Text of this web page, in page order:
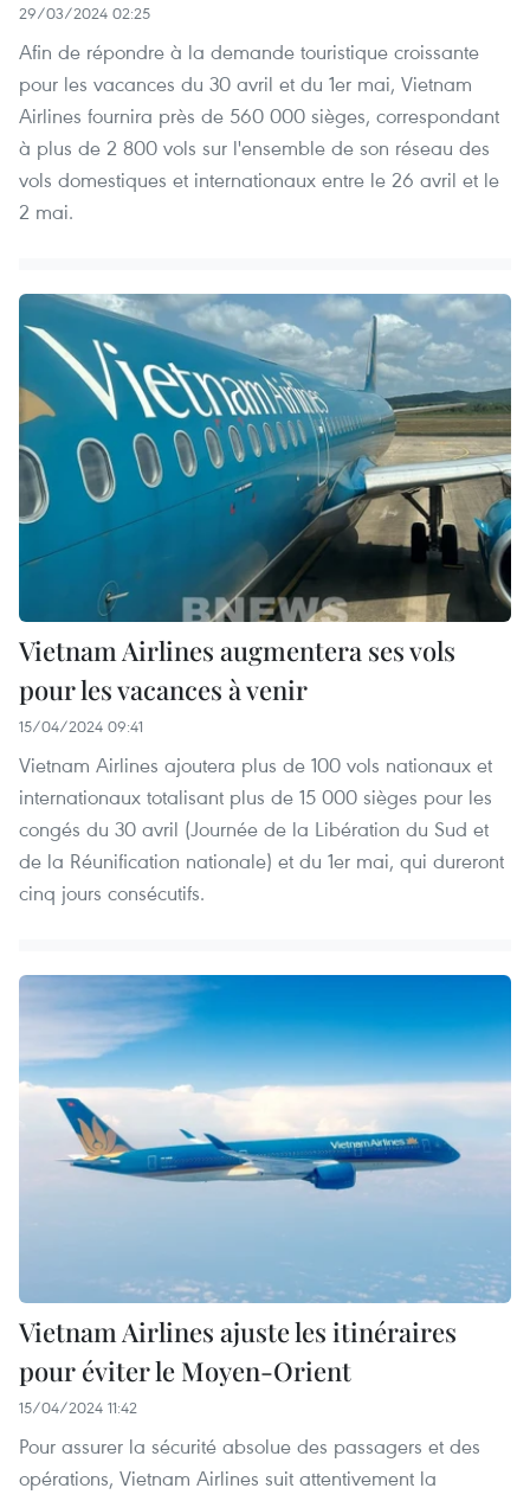
29/03/2024 02:25
Afin de répondre à la demande touristique croissante
pour les vacances du 30 avril et du 1er mai, Vietnam
Airlines fournira près de 560 000 sièges, correspondant
à plus de 2 800 vols sur l'ensemble de son réseau des
vols domestiques et internationaux entre le 26 avril et le
2 mai.
Vietnam Airlines augmentera ses vols
pour les vacances à venir
15/04/2024 09:41
Vietnam Airlines ajoutera plus de 100 vols nationaux et
internationaux totalisant plus de 15 000 sièges pour les
congés du 30 avril (Journée de la Libération du Sud et
de la Réunification nationale) et du 1er mai, qui dureront
cinq jours consécutifs.
Vietnam Airlines ajuste les itinéraires
pour éviter le Moyen-Orient
15/04/2024 11:42
Pour assurer la sécurité absolue des passagers et des
opérations, Vietnam Airlines suit attentivement la